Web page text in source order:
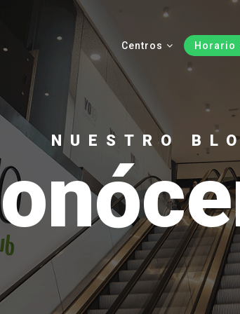
Centros Horario
NUESTRO